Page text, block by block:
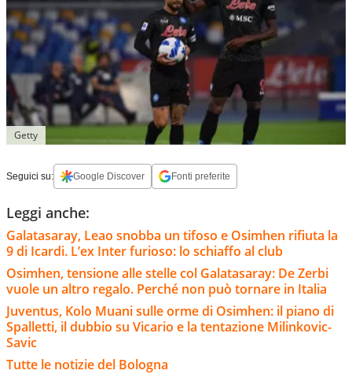
Getty
Seguici su: Google Discover Fonti preferite
Leggi anche:
Galatasaray, Leao snobba un tifoso e Osimhen rifiuta la
9 di Icardi. L’ex Inter furioso: lo schiaffo al club
Osimhen, tensione alle stelle col Galatasaray: De Zerbi
vuole un altro regalo. Perché non può tornare in Italia
Juventus, Kolo Muani sulle orme di Osimhen: il piano di
Spalletti, il dubbio su Vicario e la tentazione Milinkovic-
Savic
Tutte le notizie del Bologna